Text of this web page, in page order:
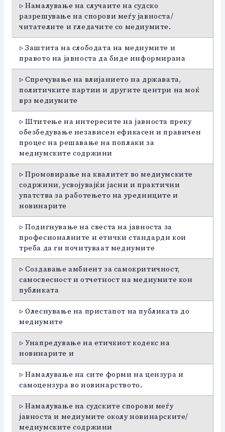
▷ Намалување на случаите на судско
разрешување на спорови меѓу јавноста/
читателите и гледачите со медиумите.
▷ Заштита на слободата на медиумите и
правото на јавноста да биде информирана
▷ Спречување на влијанието на државата,
политичките партии и другите центри на моќ
врз медиумите
▷ Штитење на интересите на јавноста преку
обезбедување независен ефикасен и правичен
процес на решавање на поплаки за
медиумските содржини
▷ Промовирање на квалитет во медиумските
содржини, усвојувајќи јасни и практични
упатства за работењето на уредниците и
новинарите
▷ Подигнување на свеста на јавноста за
професионалните и етички стандарди кои
треба да ги почитуваат медиумите
▷ Создавање амбиент за самокритичност,
самосвесност и отчетност на медиумите кон
публиката
▷ Олеснување на пристапот на публиката до
медиумите
▷ Унапредување на етичкиот кодекс на
новинарите и
▷ Намалување на сите форми на цензура и
самоцензура во новинарството.
▷ Намалување на судските спорови меѓу
јавноста и медиумите околу новинарските/
медиумските содржини